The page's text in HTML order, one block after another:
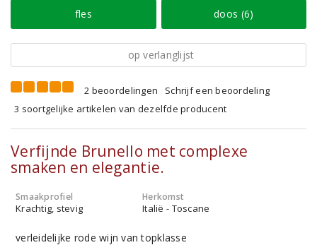
fles doos (6)
op verlanglijst
2 beoordelingen
Schrijf een beoordeling
3 soortgelijke artikelen van dezelfde producent
Verfijnde Brunello met complexe
smaken en elegantie.
Smaakprofiel
Krachtig, stevig
Herkomst
Italië - Toscane
verleidelijke rode wijn van topklasse